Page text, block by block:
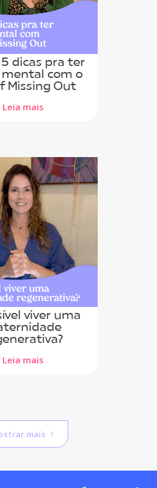
5 dicas pra ter
mental com o
Missing Out
Leia mais
viver uma
Leia mais
mais